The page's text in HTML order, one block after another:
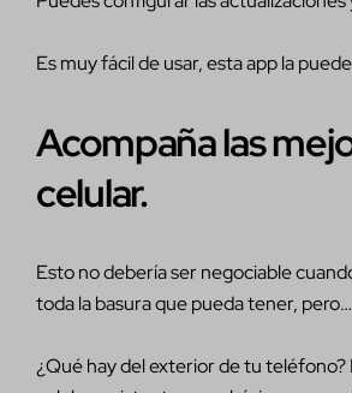
Es muy fácil de usar, esta app la
Acompaña las
celular.
Esto no debería ser negociable
toda la basura que pueda tener, pero…
¿Qué hay del exterior de tu